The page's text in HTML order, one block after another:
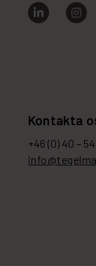
Kontakta
+46 (0) 40 –